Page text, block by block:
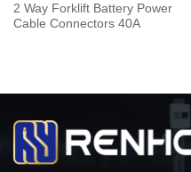
2 Way Forklift Battery Power
Cable Connectors 40A